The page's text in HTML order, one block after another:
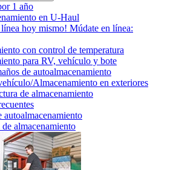
1 año
en U-Haul
línea hoy mismo! Múdate en línea:
con control de temperatura
para RV, vehículo y bote
de autoalmacenamiento
Almacenamiento en exteriores
de almacenamiento
autoalmacenamiento
almacenamiento